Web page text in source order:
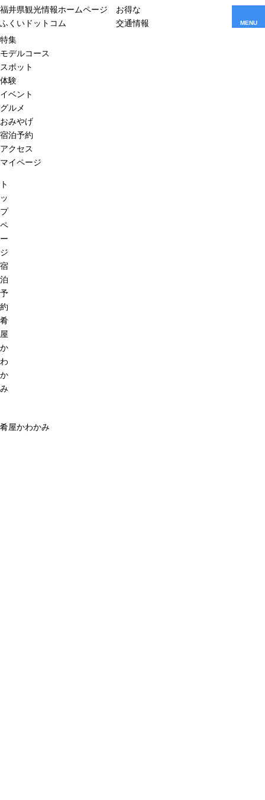
福井県観光情報ホームページ
ふくいドットコム
お得な
交通情報
MENU
特集
モデルコース
スポット
体験
イベント
グルメ
おみやげ
宿泊予約
アクセス
マイページ
ト
ッ
プ
ペ
ー
ジ
宿
泊
予
約
肴
屋
か
わ
か
み
肴屋かわかみ